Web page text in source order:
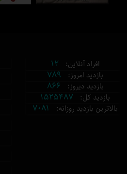
افراد آنلاین: 12
بازدید امروز: 789
بازدید دیروز: 866
بازدید کل: 1525487
بالاترین بازدید روزانه: 7081